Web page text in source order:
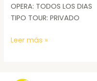
OPERA: TODOS LOS DIAS
TIPO TOUR: PRIVADO
Leer más »